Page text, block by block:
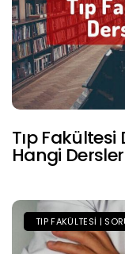
Tıp Fakültesi
Hangi
TIP FAKÜLTESI |